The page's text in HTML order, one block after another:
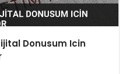
Donusum Icin